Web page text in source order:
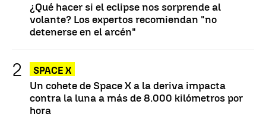
¿Qué hacer si el eclipse nos sorprende al
volante? Los expertos recomiendan "no
detenerse en el arcén"
SPACE X
Un cohete de Space X a la deriva impacta
contra la luna a más de 8.000 kilómetros por
hora